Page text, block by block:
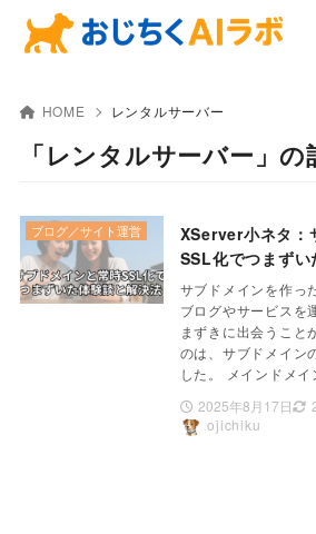
HOME レンタルサーバー
「レンタルサーバー」の
XServer小ネタ：
SSL化でつまず
サブドメインを作っ
ブログやサービスを
まずきに出会うこと
のは、サブドメイン
した。 メインドメ
2025年8月17日
ブログ／サイト運営
ojichiku